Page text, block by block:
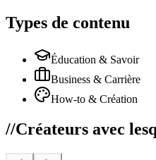
Types de contenu
Éducation & Savoir
Business & Carrière
How-to & Création
//Créateurs avec